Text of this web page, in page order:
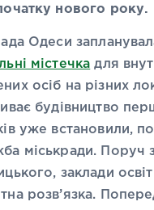
нового року.
Одеси
містечка для
осіб на різних
будівництво
уже встановили,
міськради. Поруч
заклади
розв’язка.